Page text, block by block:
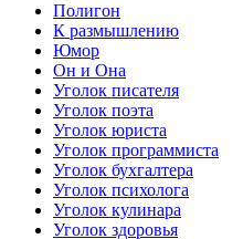
Полигон
К размышлению
Юмор
Он и Она
Уголок писателя
Уголок поэта
Уголок юриста
Уголок программиста
Уголок бухгалтера
Уголок психолога
Уголок кулинара
Уголок здоровья